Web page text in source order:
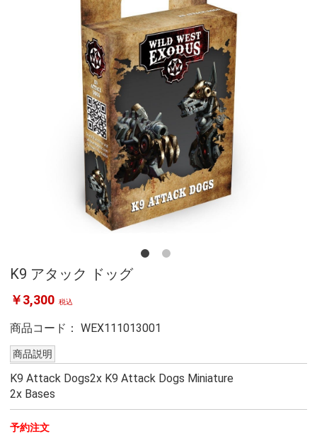
K9 アタック ドッグ
￥3,300 税込
商品コード： WEX111013001
商品説明
K9 Attack Dogs2x K9 Attack Dogs Miniature
2x Bases
予約注文